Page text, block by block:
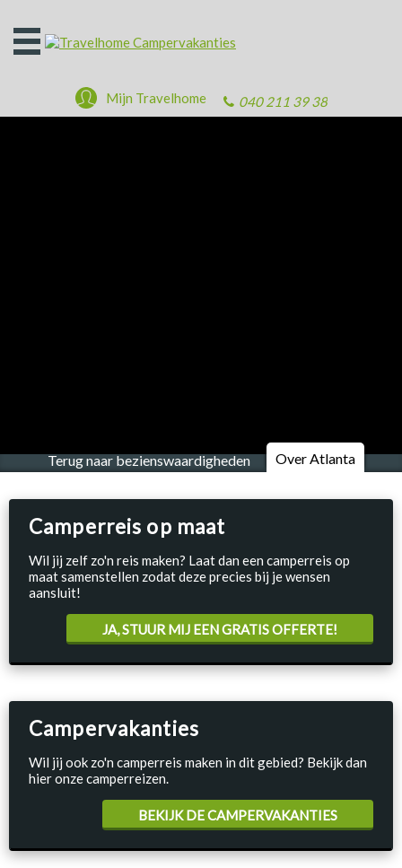
Open
het
040 211 39 38
Mijn Travelhome
Terug naar bezienswaardigheden Over Atlanta
Camperreis op maat
Wil jij zelf zo'n reis maken? Laat dan een camperreis op
maat samenstellen zodat deze precies bij je wensen
aansluit!
JA, STUUR MIJ EEN GRATIS OFFERTE!
Campervakanties
Wil jij ook zo'n camperreis maken in dit gebied? Bekijk dan
hier onze camperreizen.
BEKIJK DE CAMPERVAKANTIES